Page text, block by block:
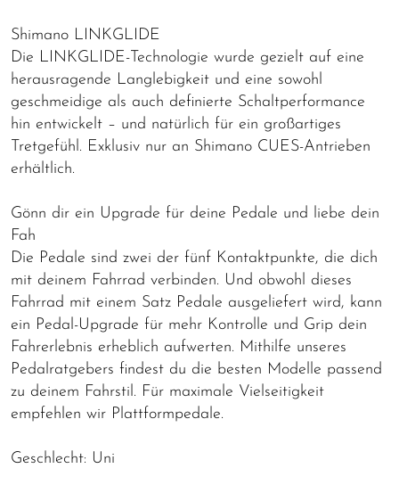
Shimano LINKGLIDE
Die LINKGLIDE-Technologie wurde gezielt auf eine
herausragende Langlebigkeit und eine sowohl
geschmeidige als auch definierte Schaltperformance
hin entwickelt – und natürlich für ein großartiges
Tretgefühl. Exklusiv nur an Shimano CUES-Antrieben
erhältlich.
Gönn dir ein Upgrade für deine Pedale und liebe dein
Fah
Die Pedale sind zwei der fünf Kontaktpunkte, die dich
mit deinem Fahrrad verbinden. Und obwohl dieses
Fahrrad mit einem Satz Pedale ausgeliefert wird, kann
ein Pedal-Upgrade für mehr Kontrolle und Grip dein
Fahrerlebnis erheblich aufwerten. Mithilfe unseres
Pedalratgebers findest du die besten Modelle passend
zu deinem Fahrstil. Für maximale Vielseitigkeit
empfehlen wir Plattformpedale.
Geschlecht: Uni